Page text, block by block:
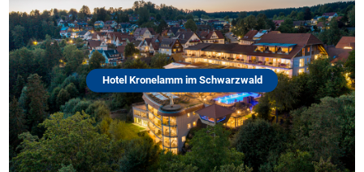
Hotel Kronelamm im Schwarzwald